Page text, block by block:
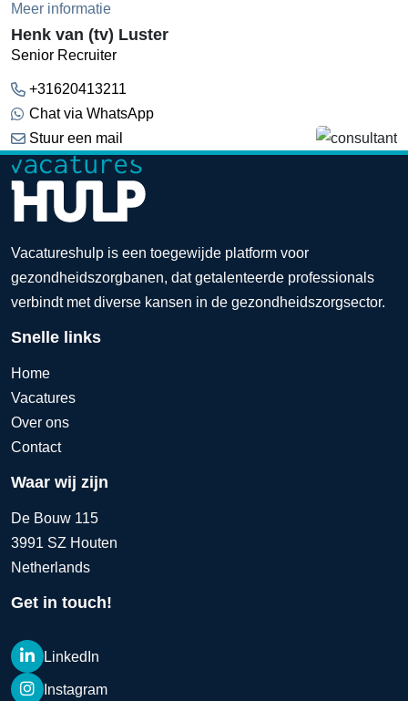
Meer informatie
Henk van (tv) Luster
Senior Recruiter
+31620413211
Chat via WhatsApp
Stuur een mail
Vacatureshulp is een toegewijde platform voor
gezondheidszorgbanen, dat getalenteerde professionals
verbindt met diverse kansen in de gezondheidszorgsector.
Snelle links
Home
Vacatures
Over ons
Contact
Waar wij zijn
De Bouw 115
3991 SZ Houten
Netherlands
Get in touch!
LinkedIn
Instagram